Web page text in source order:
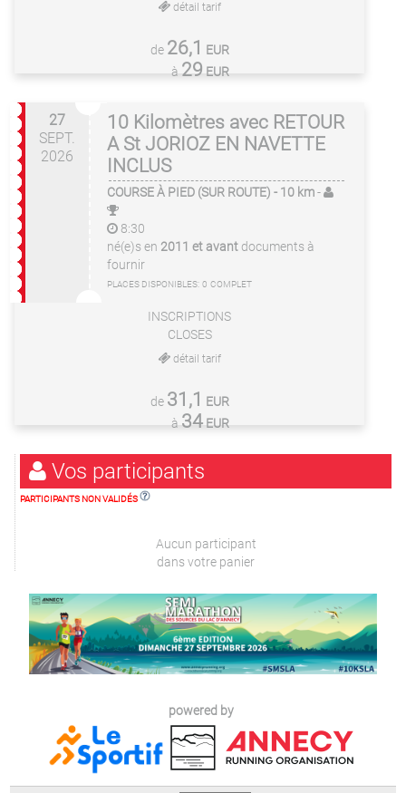
détail tarif
de 26,1 EUR
à 29 EUR
27
SEPT.
2026
10 Kilomètres avec RETOUR
A St JORIOZ EN NAVETTE
INCLUS
COURSE À PIED (SUR ROUTE) - 10 km-
8:30
né(e)s en 2011 et avant documents à
fournir
PLACES DISPONIBLES: 0 COMPLET
INSCRIPTIONS
CLOSES
détail tarif
de 31,1 EUR
à 34 EUR
Vos participants
PARTICIPANTS NON VALIDÉS
Aucun participant
dans votre panier
powered by